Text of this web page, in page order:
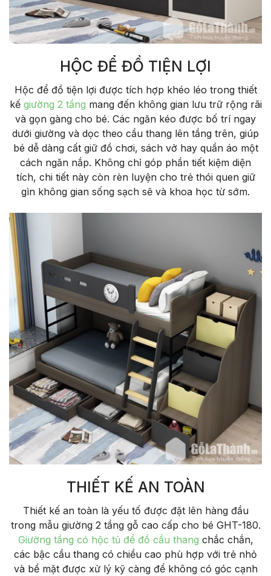
HỘC ĐỂ ĐỒ TIỆN LỢI
Hộc để đồ tiện lợi được tích hợp khéo léo trong thiết
kế giường 2 tầng mang đến không gian lưu trữ rộng rãi
và gọn gàng cho bé. Các ngăn kéo được bố trí ngay
dưới giường và dọc theo cầu thang lên tầng trên, giúp
bé dễ dàng cất giữ đồ chơi, sách vở hay quần áo một
cách ngăn nắp. Không chỉ góp phần tiết kiệm diện
tích, chi tiết này còn rèn luyện cho trẻ thói quen giữ
gìn không gian sống sạch sẽ và khoa học từ sớm.
THIẾT KẾ AN TOÀN
Thiết kế an toàn là yếu tố được đặt lên hàng đầu
trong mẫu giường 2 tầng gỗ cao cấp cho bé GHT-180.
Giường tầng có hộc tủ để đồ cầu thang chắc chắn,
các bậc cầu thang có chiều cao phù hợp với trẻ nhỏ
và bề mặt được xử lý kỹ càng để không có góc cạnh